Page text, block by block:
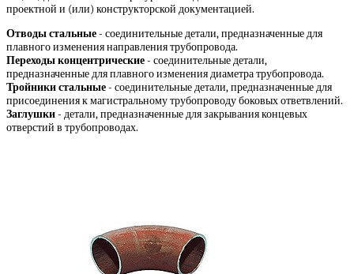
проектной и (или) конструкторской документацией.
Отводы стальные- соединительные детали, предназначенные для
плавного изменения направления трубопровода.
Переходы концентрические- соединительные детали,
предназначенные для плавного изменения диаметра трубопровода.
Тройники стальные- соединительные детали, предназначенные для
присоединения к магистральному трубопроводу боковых ответвлений.
Заглушки- детали, предназначенные для закрывания концевых
отверстий в трубопроводах.